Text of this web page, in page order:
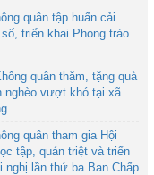
quân tập huấn cải
triển khai Phong trào
quân thăm, tặng quà
nghèo vượt khó tại xã
quân tham gia Hội
tập, quán triệt và triển
nghị lần thứ ba Ban Chấp